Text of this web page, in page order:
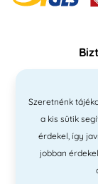
Szeretnénk
a kis sütik
érdekel, így
jobban